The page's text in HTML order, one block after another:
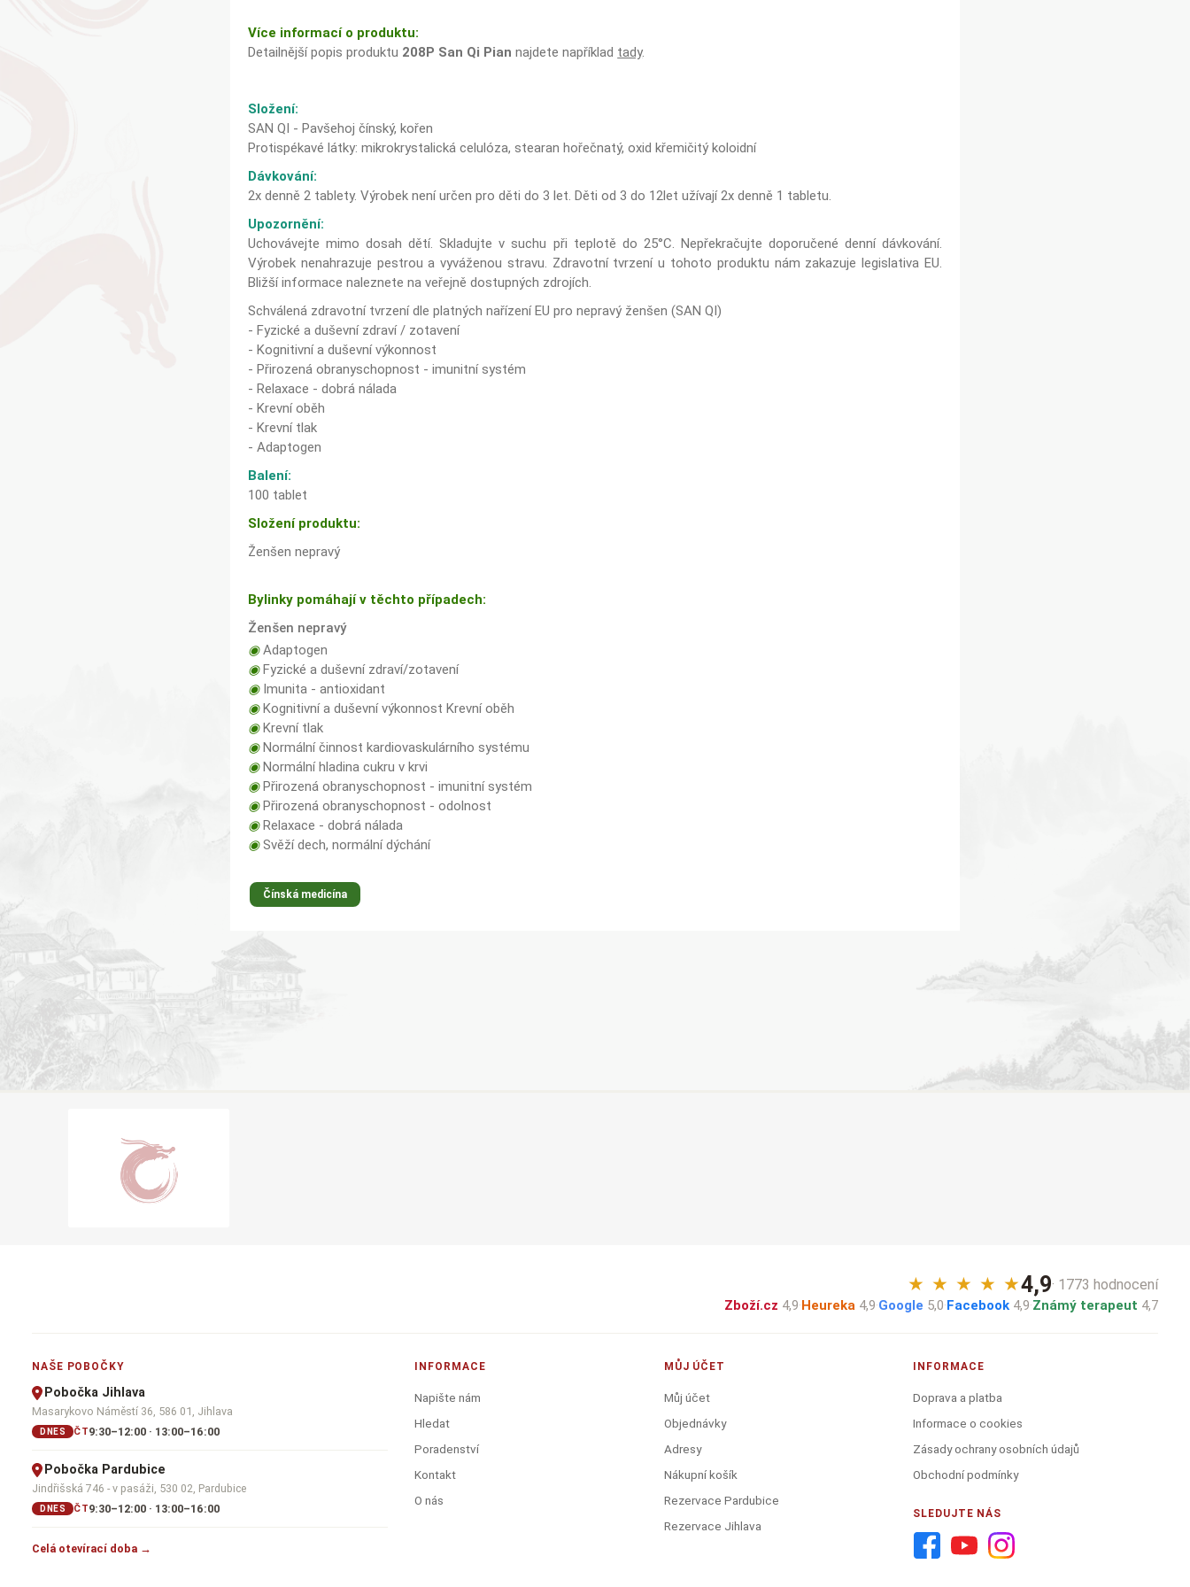
Více informací o produktu:
Detailnější popis produktu 208P San Qi Pian najdete například tady.
Složení:
SAN QI - Pavšehoj čínský, kořen
Protispékavé látky: mikrokrystalická celulóza, stearan hořečnatý, oxid křemičitý koloidní
Dávkování:
2x denně 2 tablety. Výrobek není určen pro děti do 3 let. Děti od 3 do 12let užívají 2x denně 1 tabletu.
Upozornění:
Uchovávejte mimo dosah dětí. Skladujte v suchu při teplotě do 25°C. Nepřekračujte doporučené denní dávkování.
Výrobek nenahrazuje pestrou a vyváženou stravu. Zdravotní tvrzení u tohoto produktu nám zakazuje legislativa EU.
Bližší informace naleznete na veřejně dostupných zdrojích.
Schválená zdravotní tvrzení dle platných nařízení EU pro nepravý ženšen (SAN QI)
- Fyzické a duševní zdraví / zotavení
- Kognitivní a duševní výkonnost
- Přirozená obranyschopnost - imunitní systém
- Relaxace - dobrá nálada
- Krevní oběh
- Krevní tlak
- Adaptogen
Balení:
100 tablet
Složení produktu:
Ženšen nepravý
Bylinky pomáhají v těchto případech:
Ženšen nepravý
◉Adaptogen
◉Fyzické a duševní zdraví/zotavení
◉Imunita - antioxidant
◉Kognitivní a duševní výkonnost Krevní oběh
◉Krevní tlak
◉Normální činnost kardiovaskulárního systému
◉Normální hladina cukru v krvi
◉Přirozená obranyschopnost - imunitní systém
◉Přirozená obranyschopnost - odolnost
◉Relaxace - dobrá nálada
◉Svěží dech, normální dýchání
Čínská medicína
★ ★ ★ ★ ★4,9· 1773 hodnocení
Zboží.cz 4,9·Heureka 4,9·Google 5,0·Facebook 4,9·Známý terapeut 4,7
NAŠE POBOČKY
Pobočka Jihlava
Masarykovo Náměstí 36, 586 01, Jihlava
DNES ČT9:30–12:00 · 13:00–16:00
Pobočka Pardubice
Jindřišská 746 - v pasáži, 530 02, Pardubice
DNES ČT9:30–12:00 · 13:00–16:00
Celá otevírací doba →
INFORMACE
Napište nám
Hledat
Poradenství
Kontakt
O nás
MŮJ ÚČET
Můj účet
Objednávky
Adresy
Nákupní košík
Rezervace Pardubice
Rezervace Jihlava
INFORMACE
Doprava a platba
Informace o cookies
Zásady ochrany osobních údajů
Obchodní podmínky
SLEDUJTE NÁS